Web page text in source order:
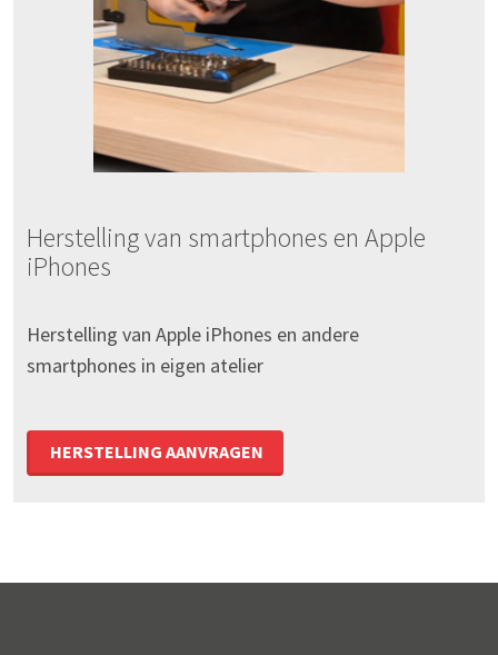
Herstelling van smartphones en Apple
iPhones
Herstelling van Apple iPhones en andere
smartphones in eigen atelier
HERSTELLING AANVRAGEN